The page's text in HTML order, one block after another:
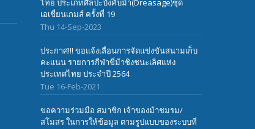
ไทย ประเภทศิลปะบังคับม้า(Dreasage)ชุด
เอเชี่ยนเกมส์ ครั้งที่ 19
Thu 14-Sep-2023
ประกาศ!!! ขอแจ้งเลื่อนการจัดแข่งขันสนามเก็บ
คะแนน รายการกีฬาขี่ม้าชิงชนะเลิศแห่ง
ประเทศไทย ประจำปี 2564
Tue 16-Feb-2021
ขอความร่วมมือ สมาชิก เจ้าของม้าชมรม/
สโมสร ในการให้ข้อมูล ตามรูปแบบของระบบที่